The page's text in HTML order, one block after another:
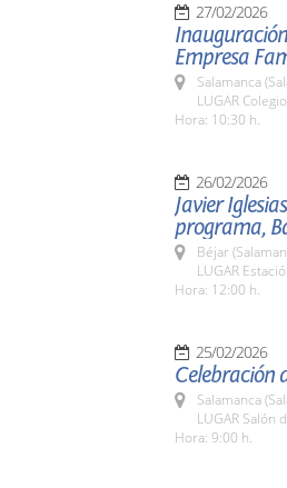
27/02/2026
Empresa
Salamanca
LUGAR
Hora: 10:30 h.
26/02/2026
Javier
programa,
Béjar
LUGAR
Hora: 12:00 h.
25/02/2026
Celebración
Salamanca
LUGAR Salón
Hora: 9:00 h.